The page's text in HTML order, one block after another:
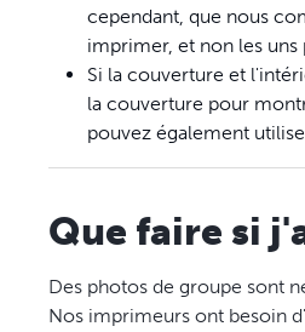
cependant, que nous
imprimer, et non les uns
Si la couverture et
la couverture pour
pouvez également
Que faire si
Des photos de groupe sont
Nos imprimeurs ont besoin